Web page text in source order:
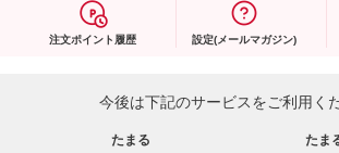
注文ポイント履歴 設定(メールマガジン)
今後は下記のサービスをご利用く
たまる たま